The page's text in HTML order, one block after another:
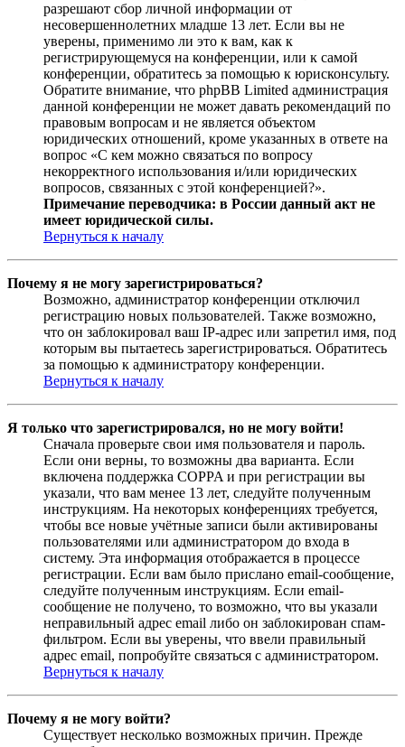
разрешают сбор личной информации от
несовершеннолетних младше 13 лет. Если вы не
уверены, применимо ли это к вам, как к
регистрирующемуся на конференции, или к самой
конференции, обратитесь за помощью к юрисконсульту.
Обратите внимание, что phpBB Limited администрация
данной конференции не может давать рекомендаций по
правовым вопросам и не является объектом
юридических отношений, кроме указанных в ответе на
вопрос «С кем можно связаться по вопросу
некорректного использования и/или юридических
вопросов, связанных с этой конференцией?».
Примечание переводчика: в России данный акт не
имеет юридической силы.
Вернуться к началу
Почему я не могу зарегистрироваться?
Возможно, администратор конференции отключил
регистрацию новых пользователей. Также возможно,
что он заблокировал ваш IP-адрес или запретил имя, под
которым вы пытаетесь зарегистрироваться. Обратитесь
за помощью к администратору конференции.
Вернуться к началу
Я только что зарегистрировался, но не могу войти!
Сначала проверьте свои имя пользователя и пароль.
Если они верны, то возможны два варианта. Если
включена поддержка COPPA и при регистрации вы
указали, что вам менее 13 лет, следуйте полученным
инструкциям. На некоторых конференциях требуется,
чтобы все новые учётные записи были активированы
пользователями или администратором до входа в
систему. Эта информация отображается в процессе
регистрации. Если вам было прислано email-сообщение,
следуйте полученным инструкциям. Если email-
сообщение не получено, то возможно, что вы указали
неправильный адрес email либо он заблокирован спам-
фильтром. Если вы уверены, что ввели правильный
адрес email, попробуйте связаться с администратором.
Вернуться к началу
Почему я не могу войти?
Существует несколько возможных причин. Прежде